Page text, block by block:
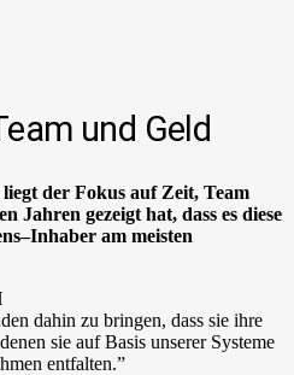
und Geld
der Fokus auf Zeit, Team
Jahren gezeigt hat, dass es diese
–Inhaber am meisten
dahin zu bringen, dass sie ihre
sie auf Basis unserer Systeme
entfalten.”